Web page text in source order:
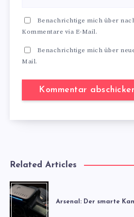
Benachrichtige mich über
Kommentare via E-Mail.
Benachrichtige mich über
Mail.
Related Articles
Arsenal: Der smarte